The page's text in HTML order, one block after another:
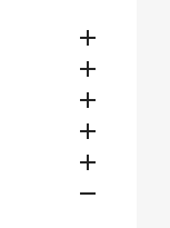





